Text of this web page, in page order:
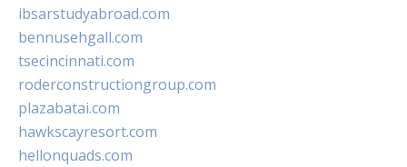
ibsarstudyabroad.com
bennusehgall.com
tsecincinnati.com
roderconstructiongroup.com
plazabatai.com
hawkscayresort.com
hellonquads.com